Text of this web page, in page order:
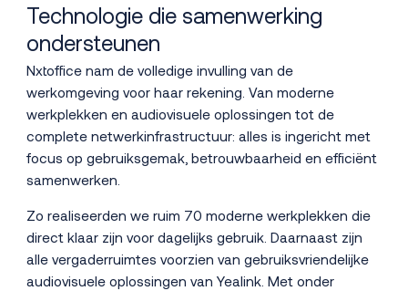
Technologie die samenwerking
ondersteunen
Nxtoffice nam de volledige invulling van de
werkomgeving voor haar rekening. Van moderne
werkplekken en audiovisuele oplossingen tot de
complete netwerkinfrastructuur: alles is ingericht met
focus op gebruiksgemak, betrouwbaarheid en efficiënt
samenwerken.
Zo realiseerden we ruim 70 moderne werkplekken die
direct klaar zijn voor dagelijks gebruik. Daarnaast zijn
alle vergaderruimtes voorzien van gebruiksvriendelijke
audiovisuele oplossingen van Yealink. Met onder